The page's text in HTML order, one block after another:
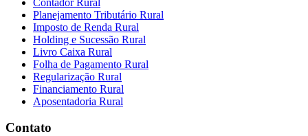
Planejamento Tributário Rural
Imposto de Renda Rural
Holding e Sucessão Rural
Livro Caixa Rural
Folha de Pagamento Rural
Regularização Rural
Financiamento Rural
Aposentadoria Rural
Contato